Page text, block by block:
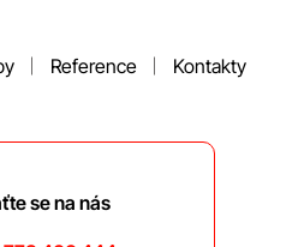
Reference Kontakty
se na nás